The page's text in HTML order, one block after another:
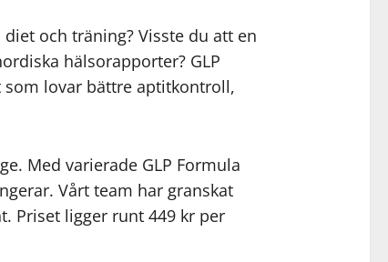
och träning? Visste du att en
hälsorapporter? GLP
som lovar bättre aptitkontroll,
Med varierade GLP Formula
Vårt team har granskat
Priset ligger runt 449 kr per